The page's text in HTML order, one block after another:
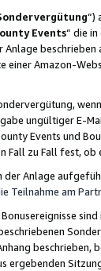
“)
Events“ die
Anlage
einer Amazon-
ungültiger E-
Events und
Fall zu Fall fest,
der Anlage
Teilnahme am
Bonusereignisse
ergebenden